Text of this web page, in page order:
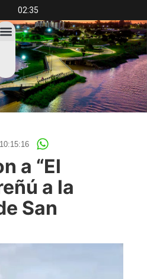
02:35
a “El
a la
San